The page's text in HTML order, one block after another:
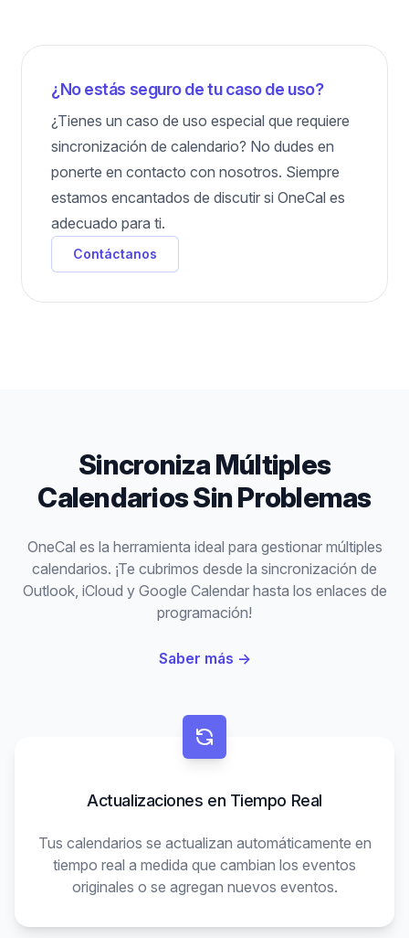
¿No estás seguro de tu caso de uso?
¿Tienes un caso de uso especial que requiere
sincronización de calendario? No dudes en
ponerte en contacto con nosotros. Siempre
estamos encantados de discutir si OneCal es
adecuado para ti.
Contáctanos
Sincroniza Múltiples
Calendarios Sin Problemas
OneCal es la herramienta ideal para gestionar múltiples
calendarios. ¡Te cubrimos desde la sincronización de
Outlook, iCloud y Google Calendar hasta los enlaces de
programación!
Saber más →
Actualizaciones en Tiempo Real
Tus calendarios se actualizan automáticamente en
tiempo real a medida que cambian los eventos
originales o se agregan nuevos eventos.